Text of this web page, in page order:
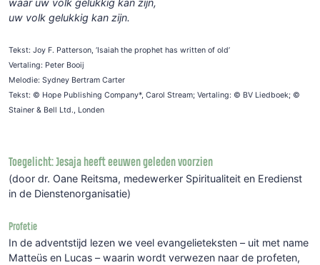
uw volk gelukkig kan zijn.
Tekst: Joy F. Patterson, ‘Isaiah the prophet has written of old’
Vertaling: Peter Booij
Melodie: Sydney Bertram Carter
Tekst: © Hope Publishing Company*, Carol Stream; Vertaling: © BV Liedboek; ©
Stainer & Bell Ltd., Londen
Toegelicht: Jesaja heeft eeuwen geleden voorzien
(door dr. Oane Reitsma, medewerker Spiritualiteit en Eredienst
in de Dienstenorganisatie)
Profetie
In de adventstijd lezen we veel evangelieteksten – uit met name
Matteüs en Lucas – waarin wordt verwezen naar de profeten,